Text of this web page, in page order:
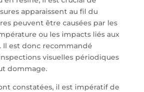
apparaissent au fil du
peuvent être causées par les
ou les impacts liés aux
Il est donc recommandé
visuelles périodiques
dommage.
constatées, il est impératif de